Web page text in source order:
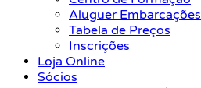
Aluguer Embarcações
Tabela de Preços
Inscrições
Loja Online
Sócios